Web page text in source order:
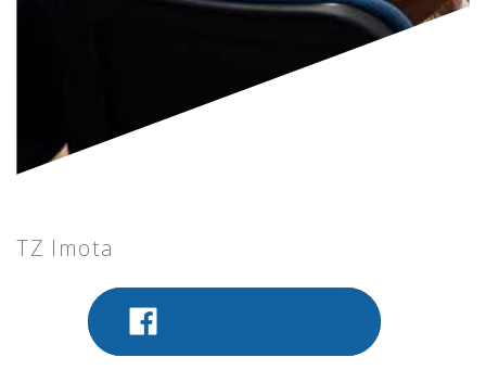
TZ Imota